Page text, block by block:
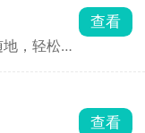
，轻松捕
查看
查看